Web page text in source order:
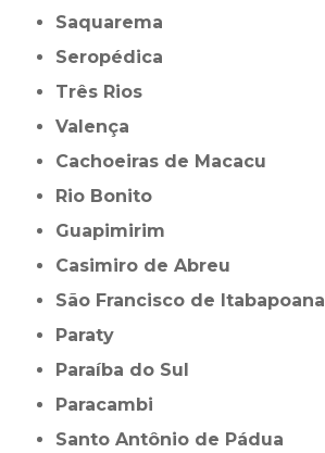
Saquarema
Seropédica
Três Rios
Valença
Cachoeiras de Macacu
Rio Bonito
Guapimirim
Casimiro de Abreu
São Francisco de Itabapoana
Paraty
Paraíba do Sul
Paracambi
Santo Antônio de Pádua